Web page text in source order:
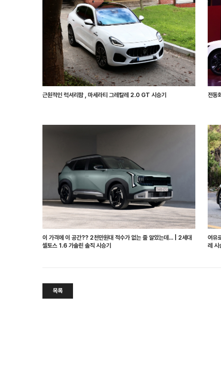
근원적인 럭셔리함 , 마세라티 그레칼레 2.0 GT 시승기 전동
이 가격에 이 공간?? 2천만원대 적수가 없는 줄 알았는데... | 2세대
셀토스 1.6 가솔린 솔직 시승기
여유
레 시
목록